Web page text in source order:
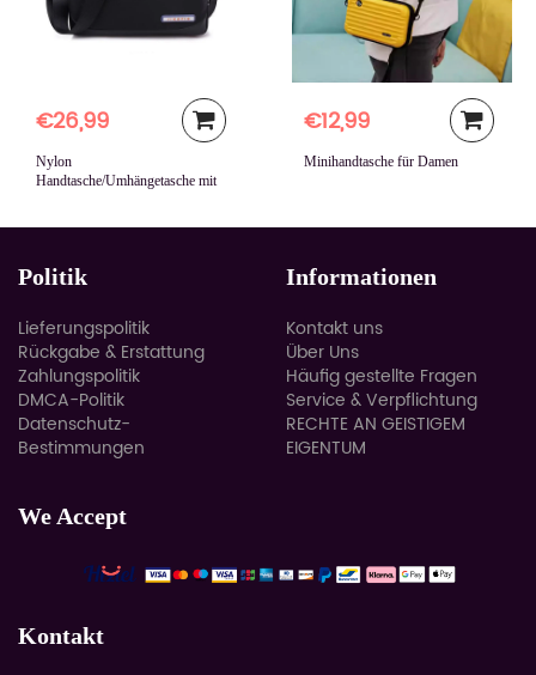
€26,99
Nylon
Handtasche/Umhängetasche mit
€12,99
Minihandtasche für Damen
Politik
Lieferungspolitik
Rückgabe & Erstattung
Zahlungspolitik
DMCA-Politik
Datenschutz-
Bestimmungen
Informationen
Kontakt uns
Über Uns
Häufig gestellte Fragen
Service & Verpflichtung
RECHTE AN GEISTIGEM
EIGENTUM
We Accept
Kontakt